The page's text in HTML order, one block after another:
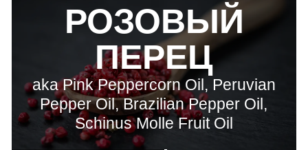
РОЗОВЫЙ
ПЕРЕЦ
aka Pink Peppercorn Oil, Peruvian
Pepper Oil, Brazilian Pepper Oil,
Schinus Molle Fruit Oil